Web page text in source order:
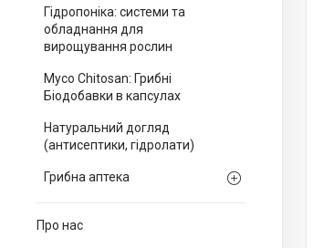
Гідропоніка: системи та
обладнання для
вирощування рослин
Myco Chitosan: Грибні
Біодобавки в капсулах
Натуральний догляд
(антисептики, гідролати)
Грибна аптека
Про нас